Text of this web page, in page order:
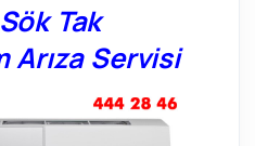
Tak
Arıza Servisi